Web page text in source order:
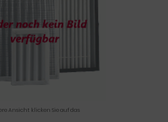
Ansicht klicken Sie auf das